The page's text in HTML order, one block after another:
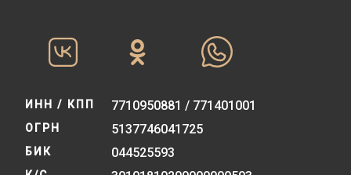
ИНН / КПП 7710950881 / 771401001
ОГРН 5137746041725
БИК 044525593